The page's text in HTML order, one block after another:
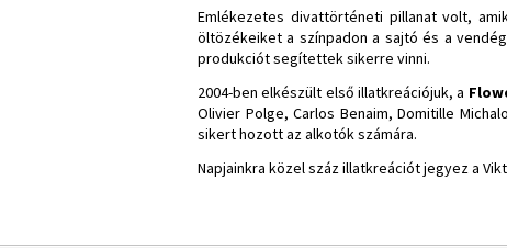
Emlékezetes divattörténeti pillanat volt,
öltözékeiket a színpadon a sajtó és a
produkciót segítettek sikerre vinni.
2004-ben elkészült első illatkreációjuk, a
Olivier Polge, Carlos Benaim, Domitille
sikert hozott az alkotók számára.
Napjainkra közel száz illatkreációt jegyez a